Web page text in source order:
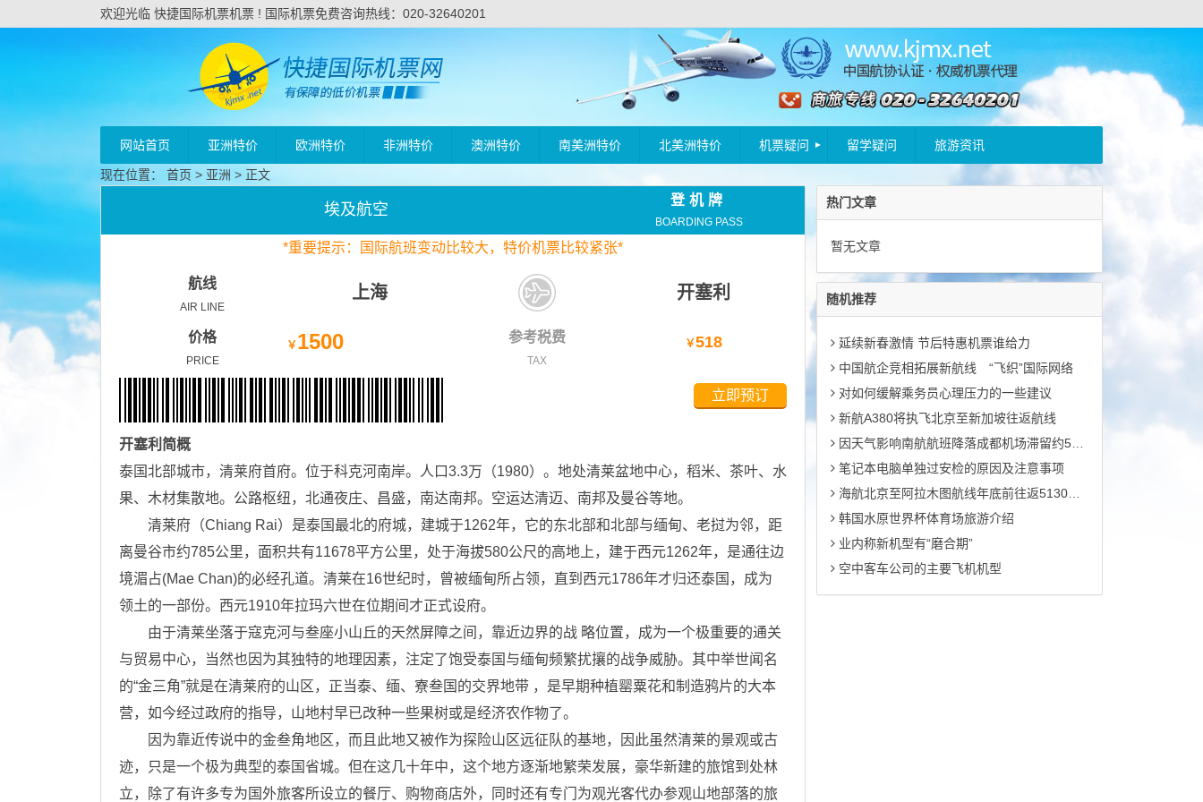
欢迎光临 快捷国际机票机票 ! 国际机票免费咨询热线：020-32640201
网站首页 亚洲特价 欧洲特价 非洲特价 澳洲特价 南美洲特价 北美洲特价 机票疑问 留学疑问 旅游资讯
现在位置： 首页 > 亚洲 > 正文
埃及航空
登机牌
BOARDING PASS
*重要提示：国际航班变动比较大，特价机票比较紧张*
航线
AIR LINE
上海 开塞利
价格
PRICE
￥ 1500 参考税费
TAX
￥518
立即预订
开塞利 简概
泰国北部城市，清莱府首府。位于科克河南岸。人口3.3万（1980）。地处清莱盆地中心，稻米、茶叶、水
果、木材集散地。公路枢纽，北通夜庄、昌盛，南达南邦。空运达清迈、南邦及曼谷等地。
清莱府（Chiang Rai）是泰国最北的府城，建城于1262年，它的东北部和北部与缅甸、老挝为邻，距
离曼谷市约785公里，面积共有11678平方公里，处于海拔580公尺的高地上，建于西元1262年，是通往边
境湄占(Mae Chan)的必经孔道。清莱在16世纪时，曾被缅甸所占领，直到西元1786年才归还泰国，成为
领土的一部份。西元1910年拉玛六世在位期间才正式设府。
由于清莱坐落于寇克河与叁座小山丘的天然屏障之间，靠近边界的战 略位置，成为一个极重要的通关
与贸易中心，当然也因为其独特的地理因素，注定了饱受泰国与缅甸频繁扰攘的战争威胁。其中举世闻名
的“金三角”就是在清莱府的山区，正当泰、缅、寮叁国的交界地带 ，是早期种植罂粟花和制造鸦片的大本
营，如今经过政府的指导，山地村早已改种一些果树或是经济农作物了。
因为靠近传说中的金叁角地区，而且此地又被作为探险山区远征队的基地，因此虽然清莱的景观或古
迹，只是一个极为典型的泰国省城。但在这几十年中，这个地方逐渐地繁荣发展，豪华新建的旅馆到处林
立，除了有许多专为国外旅客所设立的餐厅、购物商店外，同时还有专门为观光客代办参观山地部落的旅
热门文章
暂无文章
随机推荐
延续新春激情 节后特惠机票谁给力
中国航企竞相拓展新航线 “飞织”国际网络
对如何缓解乘务员心理压力的一些建议
新航A380将执飞北京至新加坡往返航线
因天气影响南航航班降落成都机场滞留约5小时
笔记本电脑单独过安检的原因及注意事项
海航北京至阿拉木图航线年底前往返5130元起
韩国水原世界杯体育场旅游介绍
业内称新机型有“磨合期”
空中客车公司的主要飞机机型